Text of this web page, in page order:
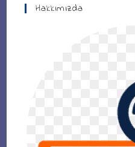
Hakkımızda